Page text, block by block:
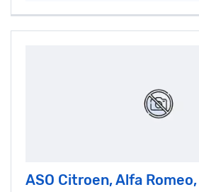
ASO Citroen, Alfa Romeo,